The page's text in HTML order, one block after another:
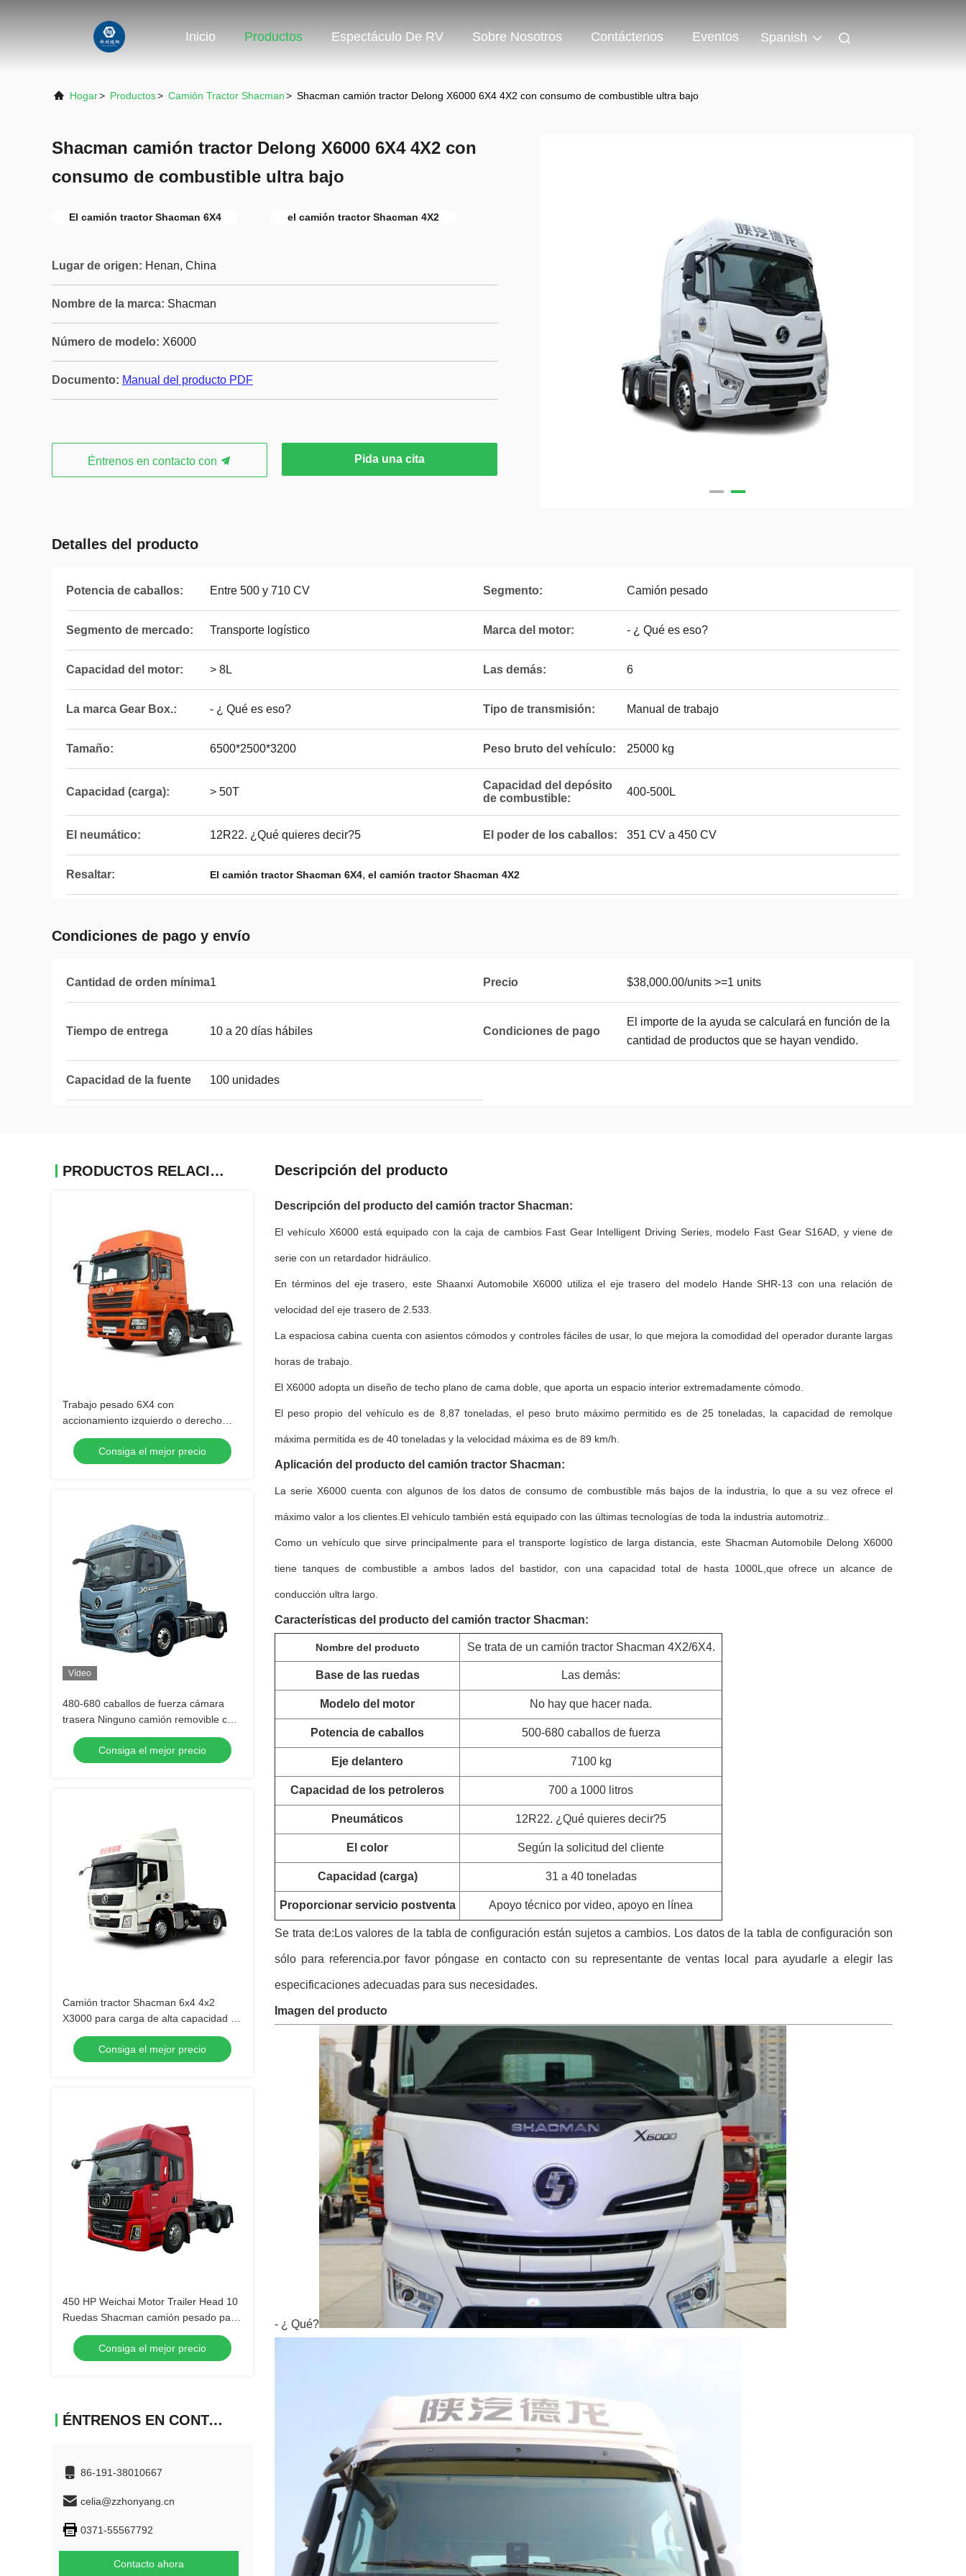
Inicio Productos Espectáculo De RV Sobre Nosotros Contáctenos Eventos Spanish
Hogar> Productos> Camión Tractor Shacman> Shacman camión tractor Delong X6000 6X4 4X2 con consumo de combustible ultra bajo
Shacman camión tractor Delong X6000 6X4 4X2 con
consumo de combustible ultra bajo
El camión tractor Shacman 6X4 el camión tractor Shacman 4X2
Lugar de origen: Henan, China
Nombre de la marca: Shacman
Número de modelo: X6000
Documento: Manual del producto PDF
Éntrenos en contacto con Pida una cita
Detalles del producto
Potencia de caballos: Entre 500 y 710 CV Segmento: Camión pesado
Segmento de mercado: Transporte logístico Marca del motor: - ¿ Qué es eso?
Capacidad del motor: > 8L Las demás: 6
La marca Gear Box.: - ¿ Qué es eso? Tipo de transmisión: Manual de trabajo
Tamaño: 6500*2500*3200 Peso bruto del vehículo: 25000 kg
Capacidad (carga): > 50T
Capacidad del depósito
de combustible:
400-500L
El neumático: 12R22. ¿Qué quieres decir?5 El poder de los caballos: 351 CV a 450 CV
Resaltar: El camión tractor Shacman 6X4, el camión tractor Shacman 4X2
Condiciones de pago y envío
Cantidad de orden mínima1 Precio $38,000.00/units >=1 units
Tiempo de entrega 10 a 20 días hábiles Condiciones de pago
El importe de la ayuda se calculará en función de la
cantidad de productos que se hayan vendido.
Capacidad de la fuente 100 unidades
PRODUCTOS RELACIONADOS
Trabajo pesado 6X4 con
accionamiento izquierdo o derecho
380HP Shacman F3000 Tractor Trailer
Consiga el mejor precio
Vídeo
480-680 caballos de fuerza cámara
trasera Ninguno camión removible con
tirador X6000 4x2 560 caballos de
fuerza 610 caballos de fuerza 680
caballos de fuerza
Consiga el mejor precio
Camión tractor Shacman 6x4 4x2
X3000 para carga de alta capacidad y
requerimiento del cliente
Consiga el mejor precio
450 HP Weichai Motor Trailer Head 10
Ruedas Shacman camión pesado para
bajo consumo de combustible
Consiga el mejor precio
ÉNTRENOS EN CONTACTO CON
86-191-38010667
celia@zzhonyang.cn
0371-55567792
Contacto ahora
Descripción del producto
Descripción del producto del camión tractor Shacman:
El vehículo X6000 está equipado con la caja de cambios Fast Gear Intelligent Driving Series, modelo Fast Gear S16AD, y viene de
serie con un retardador hidráulico.
En términos del eje trasero, este Shaanxi Automobile X6000 utiliza el eje trasero del modelo Hande SHR-13 con una relación de
velocidad del eje trasero de 2.533.
La espaciosa cabina cuenta con asientos cómodos y controles fáciles de usar, lo que mejora la comodidad del operador durante largas
horas de trabajo.
El X6000 adopta un diseño de techo plano de cama doble, que aporta un espacio interior extremadamente cómodo.
El peso propio del vehículo es de 8,87 toneladas, el peso bruto máximo permitido es de 25 toneladas, la capacidad de remolque
máxima permitida es de 40 toneladas y la velocidad máxima es de 89 km/h.
Aplicación del producto del camión tractor Shacman:
La serie X6000 cuenta con algunos de los datos de consumo de combustible más bajos de la industria, lo que a su vez ofrece el
máximo valor a los clientes.El vehículo también está equipado con las últimas tecnologías de toda la industria automotriz..
Como un vehículo que sirve principalmente para el transporte logístico de larga distancia, este Shacman Automobile Delong X6000
tiene tanques de combustible a ambos lados del bastidor, con una capacidad total de hasta 1000L,que ofrece un alcance de
conducción ultra largo.
Características del producto del camión tractor Shacman:
Nombre del producto Se trata de un camión tractor Shacman 4X2/6X4.
Base de las ruedas Las demás:
Modelo del motor No hay que hacer nada.
Potencia de caballos 500-680 caballos de fuerza
Eje delantero 7100 kg
Capacidad de los petroleros 700 a 1000 litros
Pneumáticos 12R22. ¿Qué quieres decir?5
El color Según la solicitud del cliente
Capacidad (carga) 31 a 40 toneladas
Proporcionar servicio postventa Apoyo técnico por video, apoyo en línea
Se trata de: Los valores de la tabla de configuración están sujetos a cambios. Los datos de la tabla de configuración son
sólo para referencia.por favor póngase en contacto con su representante de ventas local para ayudarle a elegir las
especificaciones adecuadas para sus necesidades.
Imagen del producto
- ¿ Qué?